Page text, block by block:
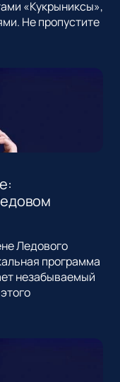
«Кукрыниксы»,
Не пропустите
Ледового
программа
незабываемый